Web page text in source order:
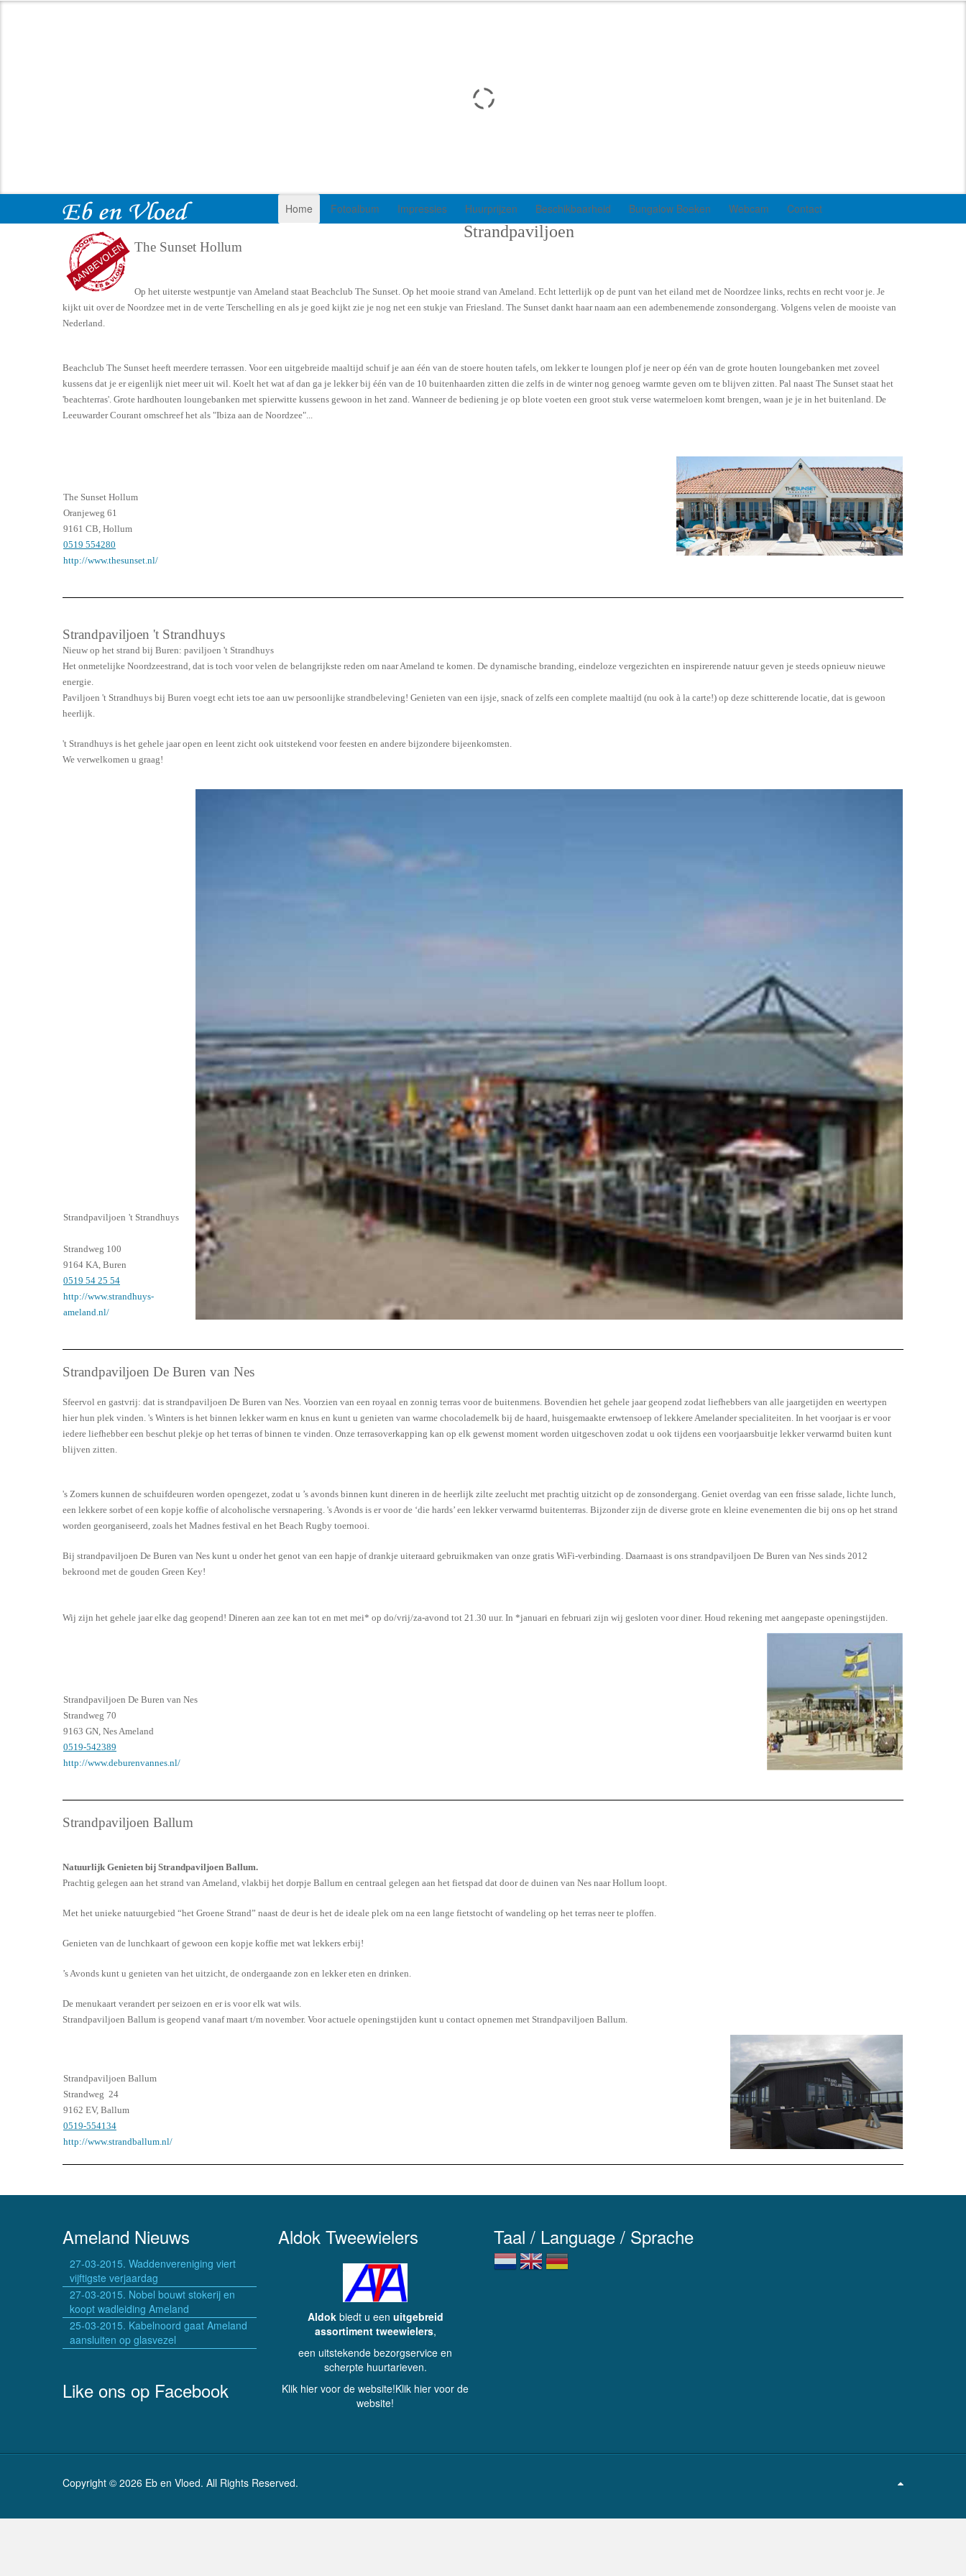
Home Fotoalbum Impressies Huurprijzen Beschikbaarheid Bungalow Boeken Webcam Contact
Strandpaviljoen
The Sunset Hollum
Op het uiterste westpuntje van Ameland staat Beachclub The Sunset. Op het mooie strand van Ameland. Echt letterlijk op de punt van het eiland met de Noordzee links, rechts en recht voor je. Je
kijkt uit over de Noordzee met in de verte Terschelling en als je goed kijkt zie je nog net een stukje van Friesland. The Sunset dankt haar naam aan een adembenemende zonsondergang. Volgens velen de mooiste van
Nederland.
Beachclub The Sunset heeft meerdere terrassen. Voor een uitgebreide maaltijd schuif je aan één van de stoere houten tafels, om lekker te loungen plof je neer op één van de grote houten loungebanken met zoveel
kussens dat je er eigenlijk niet meer uit wil. Koelt het wat af dan ga je lekker bij één van de 10 buitenhaarden zitten die zelfs in de winter nog genoeg warmte geven om te blijven zitten. Pal naast The Sunset staat het
'beachterras'. Grote hardhouten loungebanken met spierwitte kussens gewoon in het zand. Wanneer de bediening je op blote voeten een groot stuk verse watermeloen komt brengen, waan je je in het buitenland. De
Leeuwarder Courant omschreef het als "Ibiza aan de Noordzee"...
The Sunset Hollum
Oranjeweg 61
9161 CB, Hollum
0519 554280
http://www.thesunset.nl/
Strandpaviljoen 't Strandhuys
Nieuw op het strand bij Buren: paviljoen 't Strandhuys
Het onmetelijke Noordzeestrand, dat is toch voor velen de belangrijkste reden om naar Ameland te komen. De dynamische branding, eindeloze vergezichten en inspirerende natuur geven je steeds opnieuw nieuwe
energie.
Paviljoen 't Strandhuys bij Buren voegt echt iets toe aan uw persoonlijke strandbeleving! Genieten van een ijsje, snack of zelfs een complete maaltijd (nu ook à la carte!) op deze schitterende locatie, dat is gewoon
heerlijk.
't Strandhuys is het gehele jaar open en leent zicht ook uitstekend voor feesten en andere bijzondere bijeenkomsten.
We verwelkomen u graag!
Strandpaviljoen 't Strandhuys
Strandweg 100
9164 KA, Buren
0519 54 25 54
http://www.strandhuys-
ameland.nl/
Strandpaviljoen De Buren van Nes
Sfeervol en gastvrij: dat is strandpaviljoen De Buren van Nes. Voorzien van een royaal en zonnig terras voor de buitenmens. Bovendien het gehele jaar geopend zodat liefhebbers van alle jaargetijden en weertypen
hier hun plek vinden. 's Winters is het binnen lekker warm en knus en kunt u genieten van warme chocolademelk bij de haard, huisgemaakte erwtensoep of lekkere Amelander specialiteiten. In het voorjaar is er voor
iedere liefhebber een beschut plekje op het terras of binnen te vinden. Onze terrasoverkapping kan op elk gewenst moment worden uitgeschoven zodat u ook tijdens een voorjaarsbuitje lekker verwarmd buiten kunt
blijven zitten.
's Zomers kunnen de schuifdeuren worden opengezet, zodat u ’s avonds binnen kunt dineren in de heerlijk zilte zeelucht met prachtig uitzicht op de zonsondergang. Geniet overdag van een frisse salade, lichte lunch,
een lekkere sorbet of een kopje koffie of alcoholische versnapering. 's Avonds is er voor de ‘die hards’ een lekker verwarmd buitenterras. Bijzonder zijn de diverse grote en kleine evenementen die bij ons op het strand
worden georganiseerd, zoals het Madnes festival en het Beach Rugby toernooi.
Bij strandpaviljoen De Buren van Nes kunt u onder het genot van een hapje of drankje uiteraard gebruikmaken van onze gratis WiFi-verbinding. Daarnaast is ons strandpaviljoen De Buren van Nes sinds 2012
bekroond met de gouden Green Key!
Wij zijn het gehele jaar elke dag geopend! Dineren aan zee kan tot en met mei* op do/vrij/za-avond tot 21.30 uur. In *januari en februari zijn wij gesloten voor diner. Houd rekening met aangepaste openingstijden.
Strandpaviljoen De Buren van Nes
Strandweg 70
9163 GN, Nes Ameland
0519-542389
http://www.deburenvannes.nl/
Strandpaviljoen Ballum
Natuurlijk Genieten bij Strandpaviljoen Ballum.
Prachtig gelegen aan het strand van Ameland, vlakbij het dorpje Ballum en centraal gelegen aan het fietspad dat door de duinen van Nes naar Hollum loopt.
Met het unieke natuurgebied “het Groene Strand” naast de deur is het de ideale plek om na een lange fietstocht of wandeling op het terras neer te ploffen.
Genieten van de lunchkaart of gewoon een kopje koffie met wat lekkers erbij!
’s Avonds kunt u genieten van het uitzicht, de ondergaande zon en lekker eten en drinken.
De menukaart verandert per seizoen en er is voor elk wat wils.
Strandpaviljoen Ballum is geopend vanaf maart t/m november. Voor actuele openingstijden kunt u contact opnemen met Strandpaviljoen Ballum.
Strandpaviljoen Ballum
Strandweg 24
9162 EV, Ballum
0519-554134
http://www.strandballum.nl/
Ameland Nieuws
27-03-2015. Waddenvereniging viert
vijftigste verjaardag
27-03-2015. Nobel bouwt stokerij en
koopt wadleiding Ameland
25-03-2015. Kabelnoord gaat Ameland
aansluiten op glasvezel
Like ons op Facebook
Aldok Tweewielers
Aldokbiedt u een uitgebreid
assortiment tweewielers,
een uitstekende bezorgservice en
scherpte huurtarieven.
Klik hier voor de website!Klik hier voor de
website!
Taal / Language / Sprache
Copyright © 2026 Eb en Vloed. All Rights Reserved.